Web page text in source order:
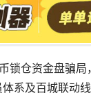
锁仓资金盘骗
系及百城联动